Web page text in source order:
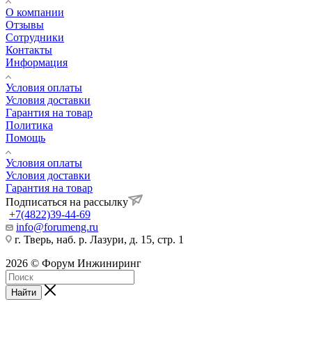
О компании
Отзывы
Сотрудники
Контакты
Информация
Условия оплаты
Условия доставки
Гарантия на товар
Политика
Помощь
Условия оплаты
Условия доставки
Гарантия на товар
Подписаться на рассылку
+7(4822)39-44-69
info@forumeng.ru
г. Тверь, наб. р. Лазури, д. 15, стр. 1
2026 © Форум Инжиниринг
Найти